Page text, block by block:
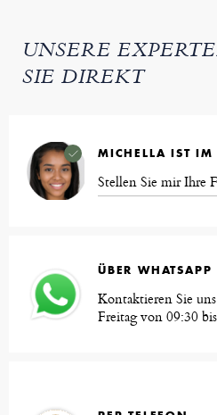
UNSERE
SIE DIREKT
MICHELLA IST IM
Stellen Sie mir Ihre
ÜBER WHATSAPP
Kontaktieren Sie
Freitag von 09:30